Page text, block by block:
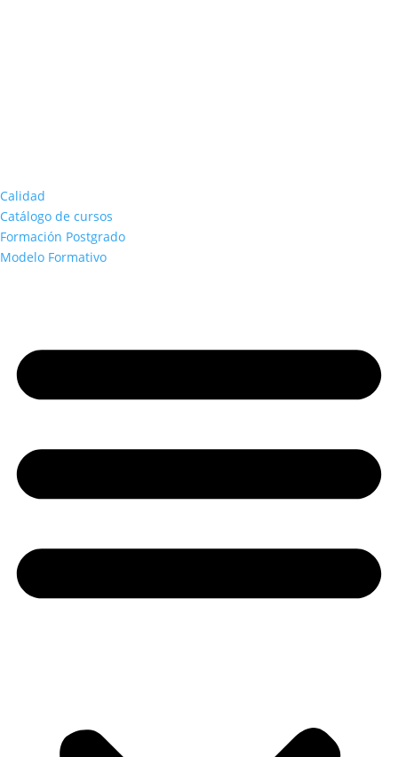
Calidad
Catálogo de cursos
Formación Postgrado
Modelo Formativo